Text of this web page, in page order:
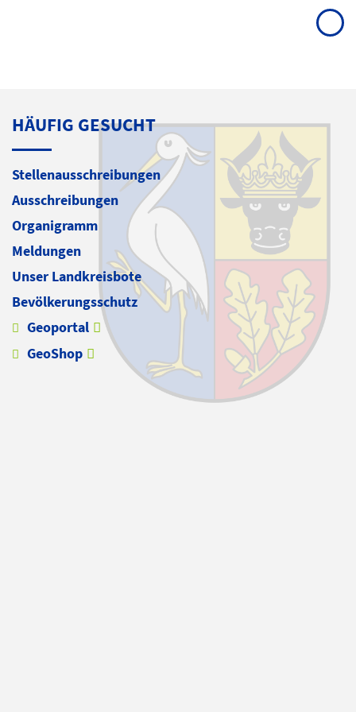
HÄUFIG GESUCHT
Stellenausschreibungen
Ausschreibungen
Organigramm
Meldungen
Unser Landkreisbote
Bevölkerungsschutz
Geoportal
GeoShop